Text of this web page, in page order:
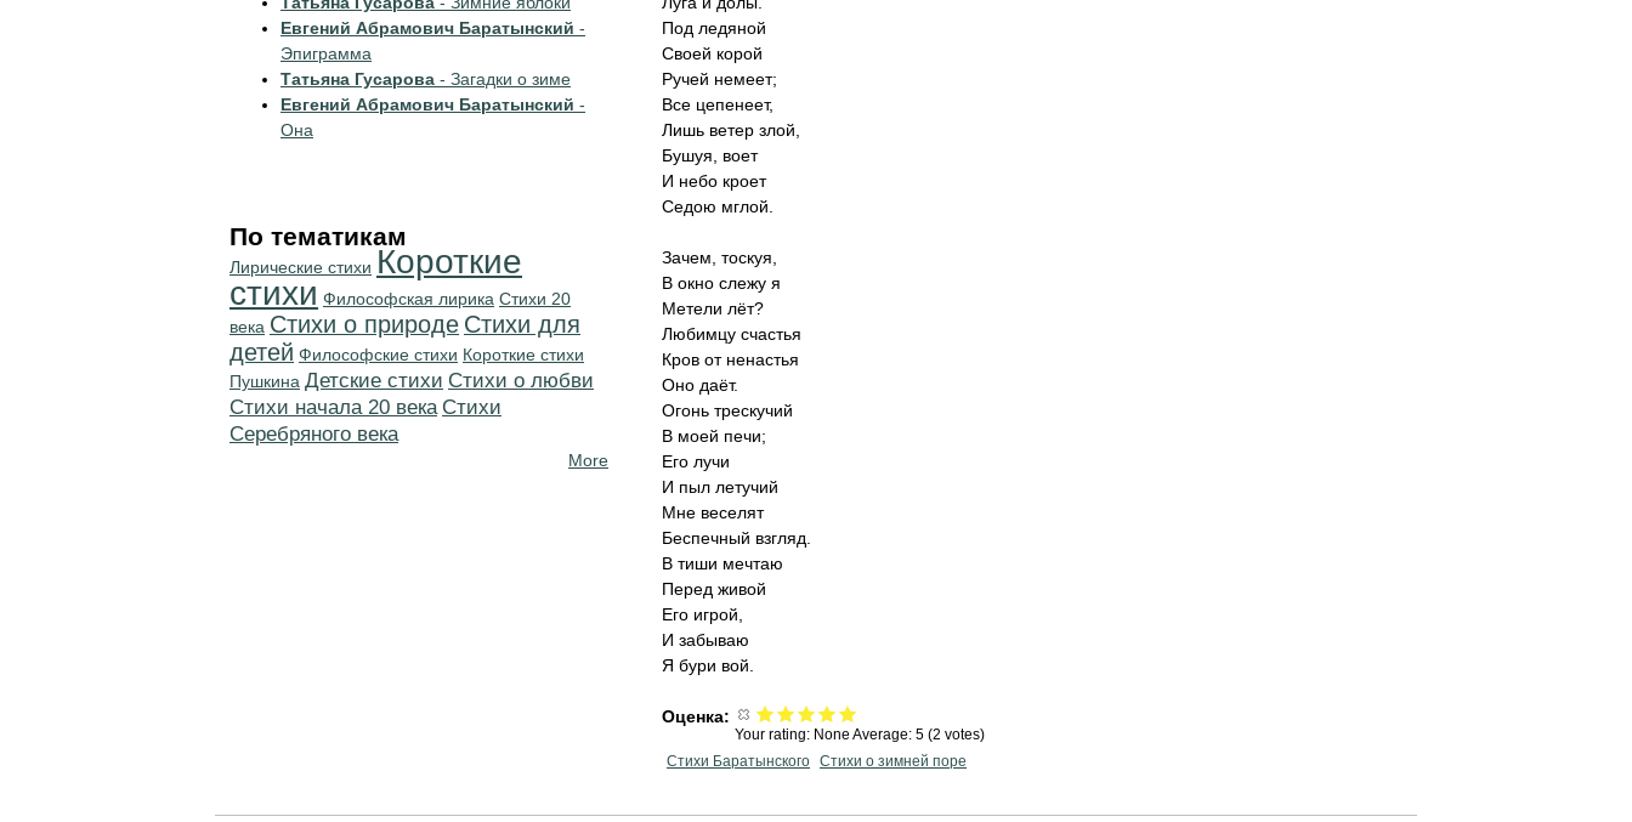
Под ледяной
Своей корой
Ручей немеет;
Все цепенеет,
Лишь ветер злой,
Бушуя, воет
И небо кроет
Седою мглой.
Зачем, тоскуя,
В окно слежу я
Метели лёт?
Любимцу счастья
Кров от ненастья
Оно даёт.
Огонь трескучий
В моей печи;
Его лучи
И пыл летучий
Мне веселят
Беспечный взгляд.
В тиши мечтаю
Перед живой
Его игрой,
И забываю
Я бури вой.
Оценка:
Your rating: None Average: 5 (2 votes)
Стихи Баратынского Стихи о зимней поре
Евгений Абрамович Баратынский -
Эпиграмма
Татьяна Гусарова - Загадки о зиме
Евгений Абрамович Баратынский -
Она
По тематикам
Лирические стихи Короткие
стихи Философская лирика Стихи 20
века Стихи о природе Стихи для
детей Философские стихи Короткие стихи
Пушкина Детские стихи Стихи о любви
Cтихи начала 20 века Cтихи
Серебряного века
More